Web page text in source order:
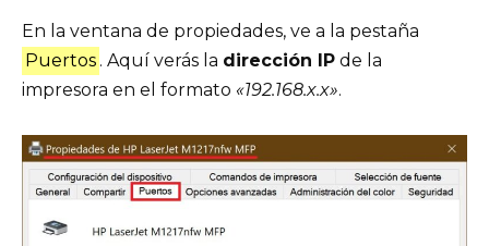
En la ventana de propiedades, ve a la pestaña
Puertos . Aquí verás la dirección IP de la
impresora en el formato «192.168.x.x».